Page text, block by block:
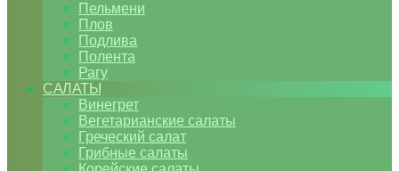
Пельмени
Плов
Подлива
Полента
Рагу
САЛАТЫ
Винегрет
Вегетарианские салаты
Греческий салат
Грибные салаты